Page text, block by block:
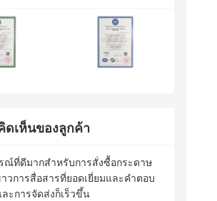
ดเห็นของลูกค้า
ณ์ที่ดีมากสำหรับการสั่งซื้อกระดาษ
วการสื่อสารที่ยอดเยี่ยมและคำตอบ
ละการจัดส่งก็เร็วขึ้น